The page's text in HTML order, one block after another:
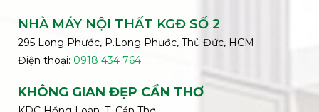
NHÀ MÁY NỘI THẤT KGĐ SỐ 2
295 Long Phước, P.Long Phước, Thủ Đức, HCM
Điện thoại: 0918 434 764
KHÔNG GIAN ĐẸP CẦN THƠ